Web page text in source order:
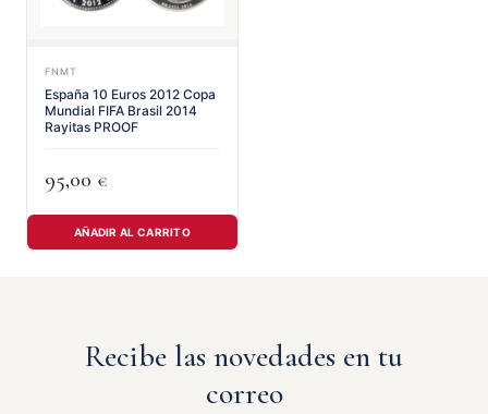
FNMT
España 10 Euros 2012 Copa
Mundial FIFA Brasil 2014
Rayitas PROOF
95,00 €
AÑADIR AL CARRITO
Recibe las novedades en tu
correo